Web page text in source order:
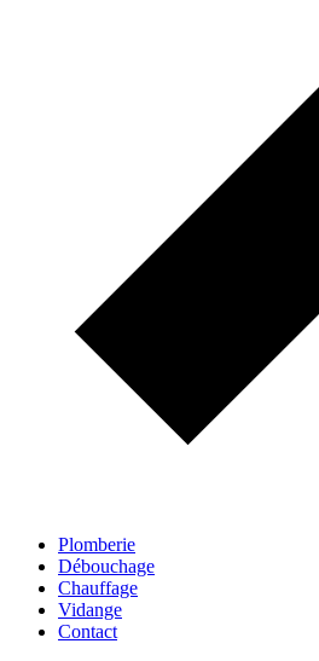
Plomberie
Débouchage
Chauffage
Vidange
Contact